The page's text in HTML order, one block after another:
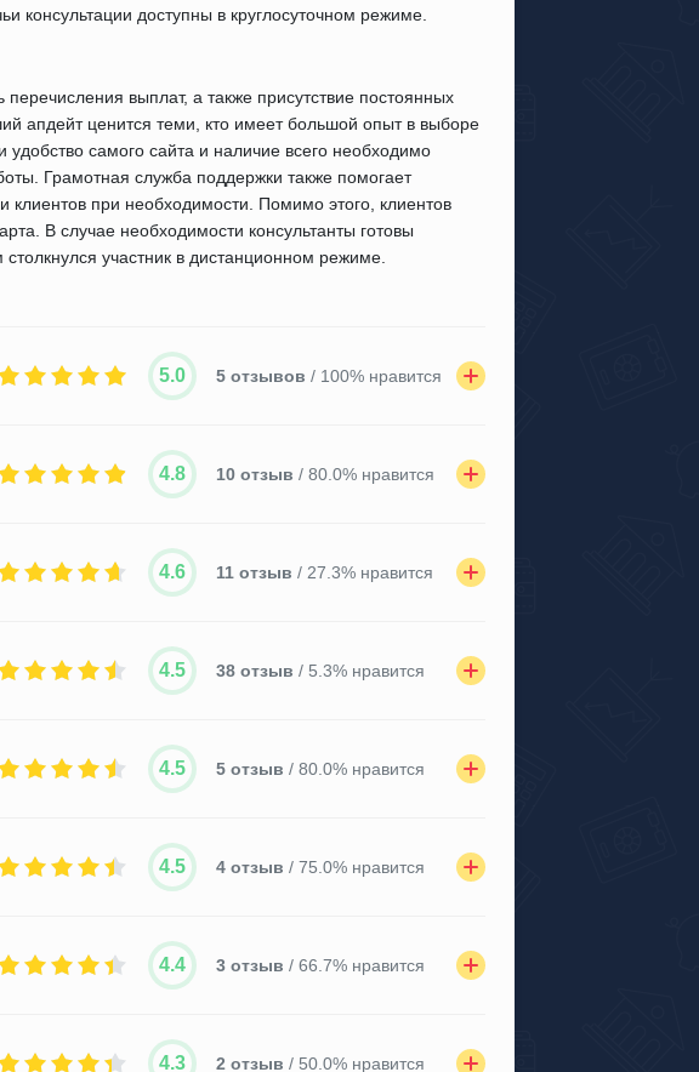
консультации доступны в круглосуточном режиме.
выплат, а также присутствие постоянных
апдейт ценится теми, кто имеет большой опыт в выборе
самого сайта и наличие всего необходимо
Грамотная служба поддержки также помогает
клиентов при необходимости. Помимо этого, клиентов
В случае необходимости консультанты готовы
участник в дистанционном режиме.
5.0 5 отзывов / 100% нравится
4.8 10 отзыв / 80.0% нравится
4.6 11 отзыв / 27.3% нравится
4.5 38 отзыв / 5.3% нравится
4.5 5 отзыв / 80.0% нравится
4.5 4 отзыв / 75.0% нравится
4.4 3 отзыв / 66.7% нравится
4.3 2 отзыв / 50.0% нравится